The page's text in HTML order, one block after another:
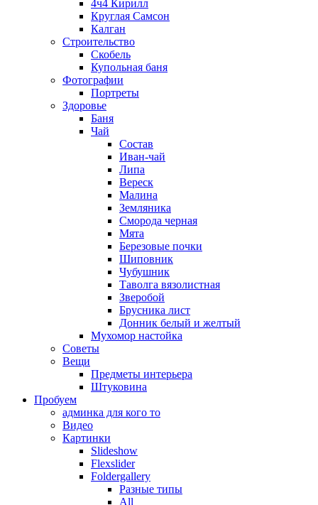
4ч4 Кирилл
Круглая Самсон
Калган
Строительство
Скобель
Купольная баня
Фотографии
Портреты
Здоровье
Баня
Чай
Состав
Иван-чай
Липа
Вереск
Малина
Земляника
Сморода черная
Мята
Березовые почки
Шиповник
Чубушник
Таволга вязолистная
Зверобой
Брусника лист
Донник белый и желтый
Мухомор настойка
Советы
Вещи
Предметы интерьера
Штуковина
Пробуем
админка для кого то
Видео
Картинки
Slideshow
Flexslider
Foldergallery
Разные типы
All